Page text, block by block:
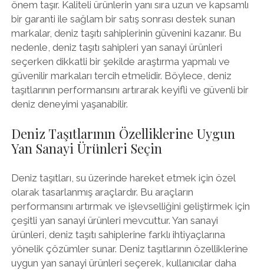
önem taşır. Kaliteli ürünlerin yanı sıra uzun ve kapsamlı
bir garanti ile sağlam bir satış sonrası destek sunan
markalar, deniz taşıtı sahiplerinin güvenini kazanır. Bu
nedenle, deniz taşıtı sahipleri yan sanayi ürünleri
seçerken dikkatli bir şekilde araştırma yapmalı ve
güvenilir markaları tercih etmelidir. Böylece, deniz
taşıtlarının performansını artırarak keyifli ve güvenli bir
deniz deneyimi yaşanabilir.
Deniz Taşıtlarının Özelliklerine Uygun
Yan Sanayi Ürünleri Seçin
Deniz taşıtları, su üzerinde hareket etmek için özel
olarak tasarlanmış araçlardır. Bu araçların
performansını artırmak ve işlevselliğini geliştirmek için
çeşitli yan sanayi ürünleri mevcuttur. Yan sanayi
ürünleri, deniz taşıtı sahiplerine farklı ihtiyaçlarına
yönelik çözümler sunar. Deniz taşıtlarının özelliklerine
uygun yan sanayi ürünleri seçerek, kullanıcılar daha